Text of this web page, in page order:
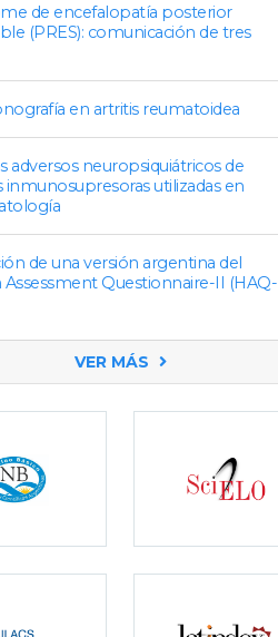
de encefalopatía posterior
(PRES): comunicación de tres
en artritis reumatoidea
adversos neuropsiquiátricos de
inmunosupresoras utilizadas en
de una versión argentina del
Assessment Questionnaire-II (HAQ-
VER MÁS